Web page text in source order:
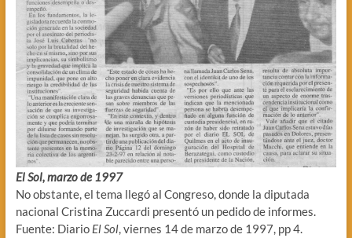
El Sol, marzo de 1997
No obstante, el tema llegó al Congreso, donde la diputada
nacional Cristina Zuccardi presentó un pedido de informes.
Fuente: Diario El Sol, viernes 14 de marzo de 1997, pp 4.